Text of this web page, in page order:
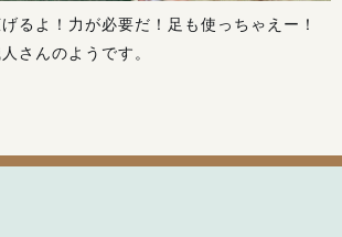
るよ！力が必要だ！足も使っちゃえー！
さんのようです。